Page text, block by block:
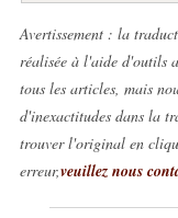
Avertissement : la
réalisée à l'aide d'outils
tous les articles, mais
d'inexactitudes dans la
trouver l'original en
erreur,veuillez nous